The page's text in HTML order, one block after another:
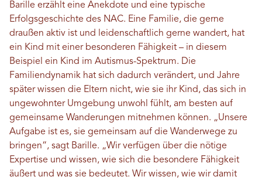
Barille erzählt eine Anekdote und eine typische
Erfolgsgeschichte des NAC. Eine Familie, die gerne
draußen aktiv ist und leidenschaftlich gerne wandert, hat
ein Kind mit einer besonderen Fähigkeit – in diesem
Beispiel ein Kind im Autismus-Spektrum. Die
Familiendynamik hat sich dadurch verändert, und Jahre
später wissen die Eltern nicht, wie sie ihr Kind, das sich in
ungewohnter Umgebung unwohl fühlt, am besten auf
gemeinsame Wanderungen mitnehmen können. „Unsere
Aufgabe ist es, sie gemeinsam auf die Wanderwege zu
bringen“, sagt Barille. „Wir verfügen über die nötige
Expertise und wissen, wie sich die besondere Fähigkeit
äußert und was sie bedeutet. Wir wissen, wie wir damit